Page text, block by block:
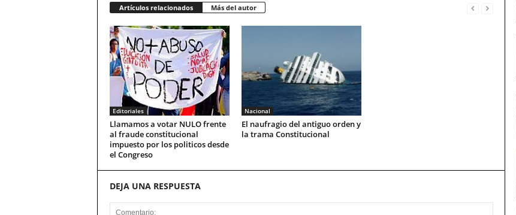
Artículos relacionados Más del autor
Editoriales
Llamamos a votar NULO frente
al fraude constitucional
impuesto por los politicos desde
el Congreso
Nacional
El naufragio del antiguo orden y
la trama Constitucional
DEJA UNA RESPUESTA